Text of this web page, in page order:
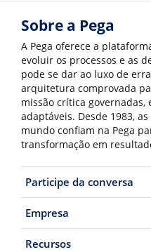
Sobre a Pega
A Pega oferece a
evoluir os processos e as
pode se dar ao luxo de
arquitetura comprovada
missão crítica governadas,
adaptáveis. Desde 1983,
mundo confiam na Pega
transformação em
Participe da conversa
Empresa
Recursos